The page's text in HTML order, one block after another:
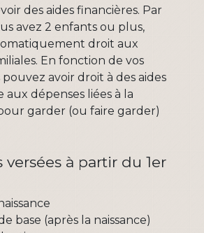
des aides financières. Par
avez 2 enfants ou plus,
droit aux
En fonction de vos
avoir droit à des aides
aux dépenses liées à la
garder (ou faire garder)
versées à partir du 1er
base (après la naissance)